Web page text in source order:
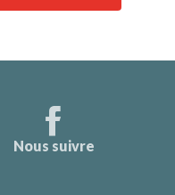
Nous suivre